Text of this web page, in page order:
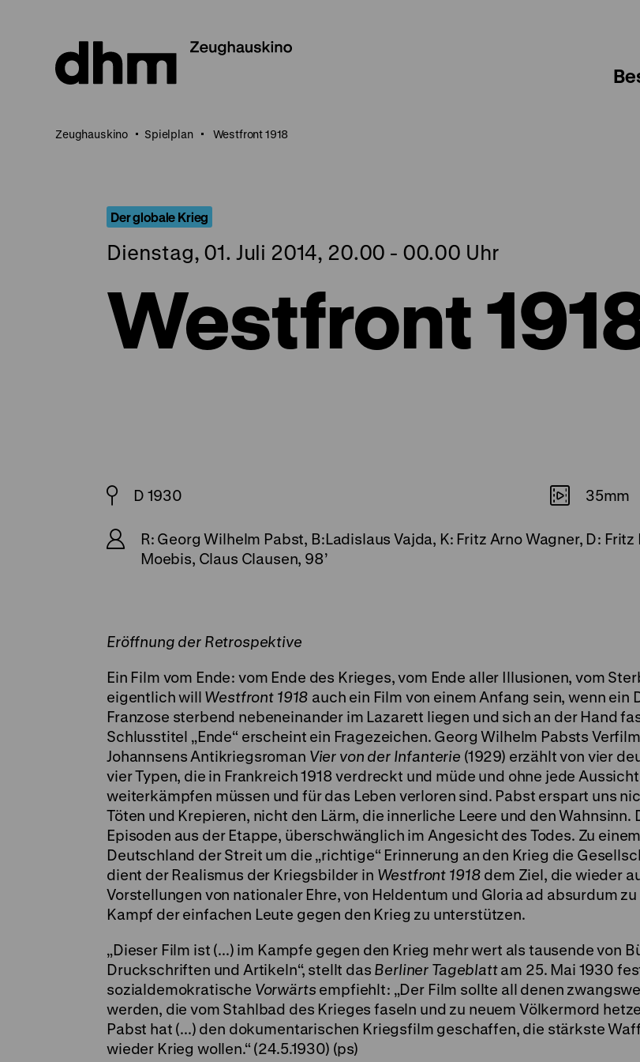
Seiteninhalt
springen
Zeughauskino Spielplan Westfront 1918
Der globale Krieg
Dienstag, 01. Juli 2014, 20.00 - 00.00 Uhr
Westfront
D 1930 35mm
R: Georg Wilhelm Pabst, B:Ladislaus Vajda, K: Fritz Arno Wagner, D:
Moebis, Claus Clausen, 98’
Eröffnung der Retrospektive
Ein Film vom Ende: vom Ende des Krieges, vom Ende aller Illusionen, vom
eigentlich will Westfront 1918 auch ein Film von einem Anfang sein, wenn ein
Franzose sterbend nebeneinander im Lazarett liegen und sich an der Hand
Schlusstitel „Ende“ erscheint ein Fragezeichen. Georg Wilhelm Pabsts
Johannsens Antikriegsroman Vier von der Infanterie (1929) erzählt von vier
vier Typen, die in Frankreich 1918 verdreckt und müde und ohne jede Aussicht
weiterkämpfen müssen und für das Leben verloren sind. Pabst erspart uns
Töten und Krepieren, nicht den Lärm, die innerliche Leere und den Wahnsinn.
Episoden aus der Etappe, überschwänglich im Angesicht des Todes. Zu
Deutschland der Streit um die „richtige“ Erinnerung an den Krieg die
dient der Realismus der Kriegsbilder in Westfront 1918 dem Ziel, die wieder
Vorstellungen von nationaler Ehre, von Heldentum und Gloria ad absurdum zu
Kampf der einfachen Leute gegen den Krieg zu unterstützen.
„Dieser Film ist (...) im Kampfe gegen den Krieg mehr wert als tausende von
Druckschriften und Artikeln“, stellt das Berliner Tageblattam 25. Mai 1930
sozialdemokratische Vorwärts empfiehlt: „Der Film sollte all denen
werden, die vom Stahlbad des Krieges faseln und zu neuem Völkermord
Pabst hat (...) den dokumentarischen Kriegsfilm geschaffen, die stärkste
wieder Krieg wollen.“ (24.5.1930) (ps)